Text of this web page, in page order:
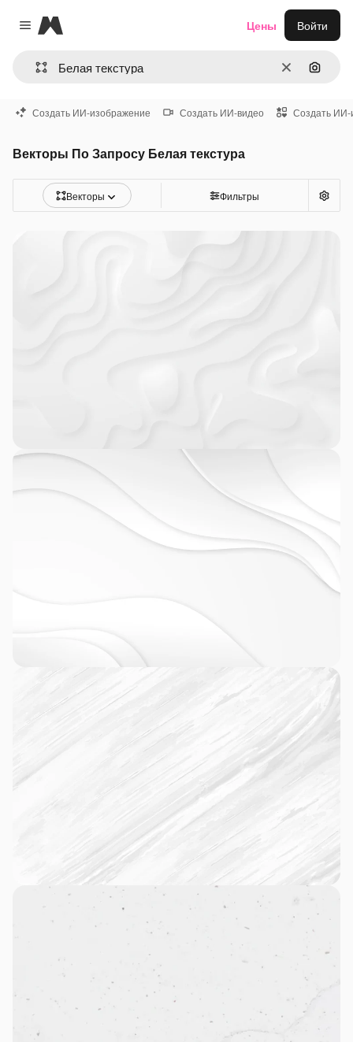
Close menu
Magnific
ОчиститьПоиск
Цены Войти
Создать ИИ-изображение Создать ИИ-видео Создать ИИ-
Векторы По Запросу Белая текстура
Векторы Фильтры